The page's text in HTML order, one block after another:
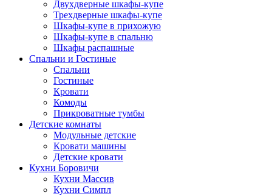
Двухдверные шкафы-купе
Трехдверные шкафы-купе
Шкафы-купе в прихожую
Шкафы-купе в спальню
Шкафы распашные
Спальни и Гостиные
Спальни
Гостиные
Кровати
Комоды
Прикроватные тумбы
Детские комнаты
Модульные детские
Кровати машины
Детские кровати
Кухни Боровичи
Кухни Массив
Кухни Симпл